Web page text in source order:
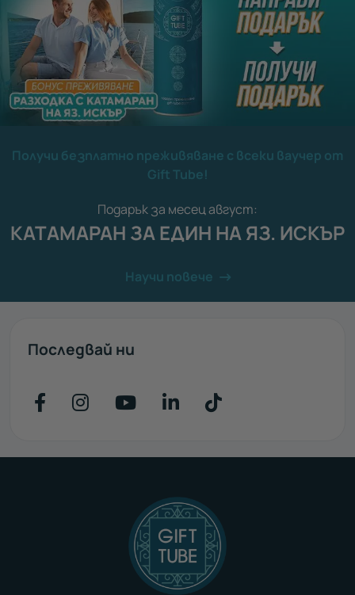
Получи безплатно преживяване с всеки ваучер от
Gift Tube!
Подарък за месец август:
КАТАМАРАН ЗА ЕДИН НА ЯЗ. ИСКЪР
Научи повече
Последвай ни
Последвайте ни във Facebook
Последвайте ни във
Последвайте ни във
Последвайте ни
Последвайте